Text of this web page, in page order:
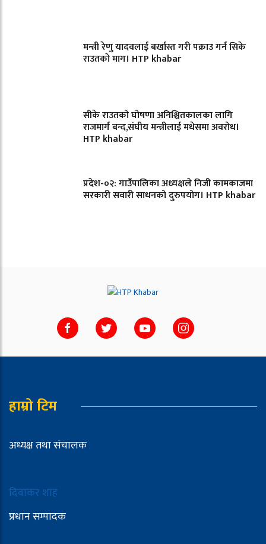
मन्त्री रेणु यादवलाई बर्खास्त गरी पक्राउ गर्न सिके
राउतकाे माग। HTP khabar
सीके राउतको घोषणा अनिश्चितकालका लागि
राजमार्ग बन्द,संघीय मन्त्रीलाई मधेसमा अवरोध।
HTP khabar
प्रदेश-०२: गाउँपालिका अध्यक्षले निजी कामकाजमा
सरकारी सवारी साधनको दुरुपयोग। HTP khabar
हाम्रो टिम
अध्यक्ष तथा संचालक
दिवाकर शाह
प्रधान सम्पादक